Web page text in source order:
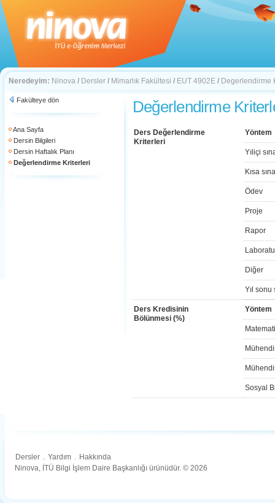
Neredeyim: Ninova / Dersler / Mimarlık Fakültesi / EUT 4902E / Degerlendirme
Fakülteye dön
Ana Sayfa
Dersin Bilgileri
Dersin Haftalık Planı
Değerlendirme Kriterleri
Değerlendirme
Ders Değerlendirme
Kriterleri
Yöntem
Yıliçi
Kısa
Ödev
Proje
Rapor
Diğer
Yıl sonu
Ders Kredisinin
Bölünmesi (%)
Yöntem
Sosyal
Dersler . Yardım . Hakkında
Ninova, İTÜ Bilgi İşlem Daire Başkanlığı ürünüdür. © 2026